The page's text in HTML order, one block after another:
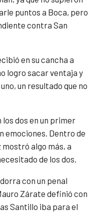
puntos a Boca, pero
contra San
en su cancha a
logro sacar ventaja y
un resultado que no
dos en un primer
emociones. Dentro de
algo más, a
de los dos.
con un penal
Zárate definió con
Santillo iba para el